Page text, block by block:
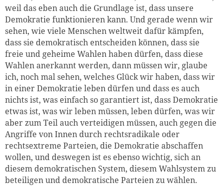
weil das eben auch die Grundlage ist, dass unsere
Demokratie funktionieren kann. Und gerade wenn wir
sehen, wie viele Menschen weltweit dafür kämpfen,
dass sie demokratisch entscheiden können, dass sie
freie und geheime Wahlen haben dürfen, dass diese
Wahlen anerkannt werden, dann müssen wir, glaube
ich, noch mal sehen, welches Glück wir haben, dass wir
in einer Demokratie leben dürfen und dass es auch
nichts ist, was einfach so garantiert ist, dass Demokratie
etwas ist, was wir leben müssen, leben dürfen, was wir
aber zum Teil auch verteidigen müssen, auch gegen die
Angriffe von Innen durch rechtsradikale oder
rechtsextreme Parteien, die Demokratie abschaffen
wollen, und deswegen ist es ebenso wichtig, sich an
diesem demokratischen System, diesem Wahlsystem zu
beteiligen und demokratische Parteien zu wählen.